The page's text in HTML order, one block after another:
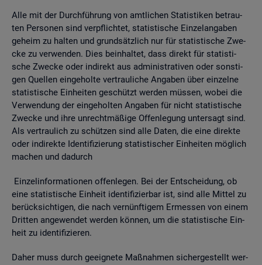
Alle mit der Durch­füh­rung von amt­li­chen Sta­tis­ti­ken be­trau­
ten Per­so­nen sind ver­pflich­tet, sta­tis­ti­sche Ein­zel­an­ga­ben
ge­heim zu hal­ten und grund­sätz­lich nur für sta­tis­ti­sche Zwe­
cke zu ver­wen­den. Dies be­inhal­tet, dass di­rekt für sta­tis­ti­
sche Zwe­cke oder in­di­rekt aus ad­mi­nis­tra­ti­ven oder sons­ti­
gen Quel­len ein­ge­hol­te ver­trau­li­che An­ga­ben über ein­zel­ne
sta­tis­ti­sche Ein­hei­ten ge­schützt wer­den müs­sen, wobei die
Ver­wen­dung der ein­ge­hol­ten An­ga­ben für nicht sta­tis­ti­sche
Zwe­cke und ihre un­recht­mä­ßi­ge Of­fen­le­gung un­ter­sagt sind.
Als ver­trau­lich zu schüt­zen sind alle Daten, die eine di­rek­te
oder in­di­rek­te Iden­ti­fi­zie­rung sta­tis­ti­scher Ein­hei­ten mög­lich
ma­chen und da­durch
Ein­zel­in­for­ma­tio­nen of­fen­le­gen. Bei der Ent­schei­dung, ob
eine sta­tis­ti­sche Ein­heit iden­ti­fi­zier­bar ist, sind alle Mit­tel zu
be­rück­sich­ti­gen, die nach ver­nünf­ti­gem Er­mes­sen von einem
Drit­ten an­ge­wen­det wer­den kön­nen, um die sta­tis­ti­sche Ein­
heit zu iden­ti­fi­zie­ren.
Daher muss durch ge­eig­ne­te Maß­nah­men si­cher­ge­stellt wer­